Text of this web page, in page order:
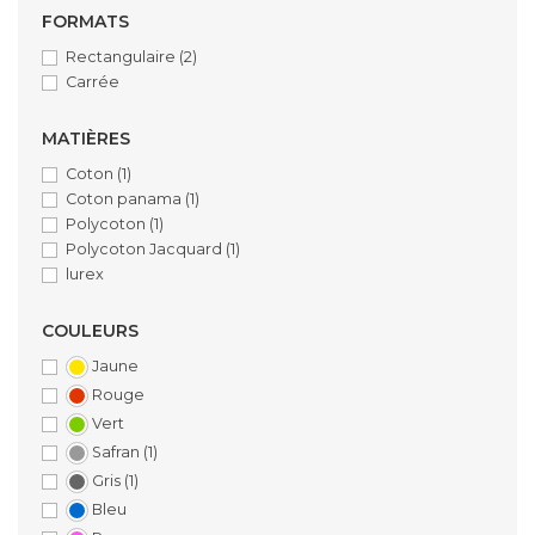
FORMATS
Rectangulaire (2)
Carrée
MATIÈRES
Coton (1)
Coton panama (1)
Polycoton (1)
Polycoton Jacquard (1)
lurex
COULEURS
Jaune
Rouge
Vert
Safran (1)
Gris (1)
Bleu